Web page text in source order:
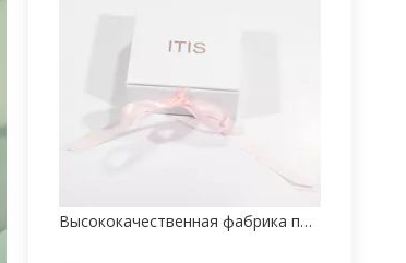
Высококачественная фабрика по производству бумажных упаковочных коробок для браслетов на заказ